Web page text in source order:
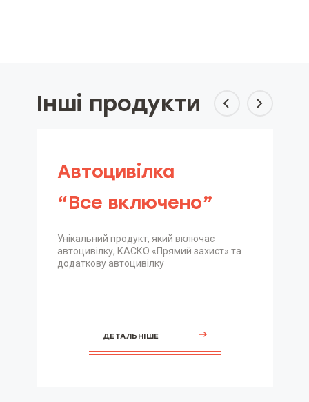
Інші продукти
Автоцивілка
“Все включено”
Унікальний продукт, який включає
автоцивілку, КАСКО «Прямий захист» та
додаткову автоцивілку
ДЕТАЛЬНІШЕ